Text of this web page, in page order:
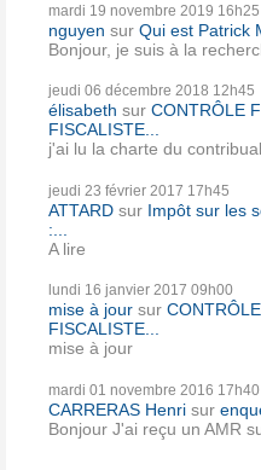
mardi 19 novembre 2019 16h25
nguyen sur Qui est Patrick
Bonjour, je suis à la
jeudi 06 décembre 2018 12h45
élisabeth sur CONTRÔLE
FISCALISTE...
j'ai lu la charte du
jeudi 23 février 2017 17h45
ATTARD sur Impôt sur les
:...
A lire
lundi 16 janvier 2017 09h00
mise à jour sur
FISCALISTE...
mise à jour
mardi 01 novembre 2016 17h40
CARRERAS Henri sur
Bonjour J'ai reçu un AMR